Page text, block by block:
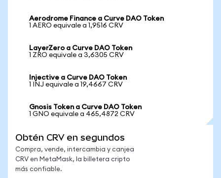
Aerodrome Finance a Curve DAO Token
1 AERO equivale a 1,9516 CRV
LayerZero a Curve DAO Token
1 ZRO equivale a 3,6305 CRV
Injective a Curve DAO Token
1 INJ equivale a 19,4667 CRV
Gnosis Token a Curve DAO Token
1 GNO equivale a 465,4872 CRV
Obtén CRV en segundos
Compra, vende, intercambia y canjea
CRV en MetaMask, la billetera cripto
más confiable.